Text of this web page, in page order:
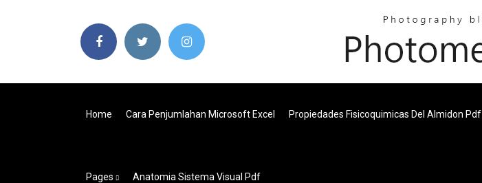
Home Cara Penjumlahan Microsoft Excel Propiedades Fisicoquimicas Del Almidon Pdf
Pages Anatomia Sistema Visual Pdf